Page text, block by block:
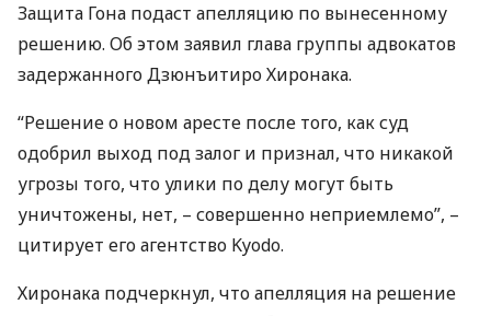
Защита Гона подаст апелляцию по вынесенному
решению. Об этом заявил глава группы адвокатов
задержанного Дзюнъитиро Хиронака.
“Решение о новом аресте после того, как суд
одобрил выход под залог и признал, что никакой
угрозы того, что улики по делу могут быть
уничтожены, нет, – совершенно неприемлемо”, –
цитирует его агентство Kyodo.
Хиронака подчеркнул, что апелляция на решение